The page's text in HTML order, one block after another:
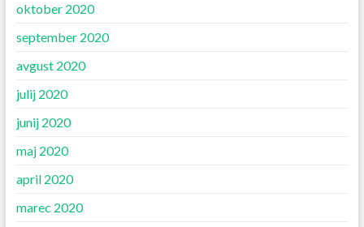
oktober 2020
september 2020
avgust 2020
julij 2020
junij 2020
maj 2020
april 2020
marec 2020